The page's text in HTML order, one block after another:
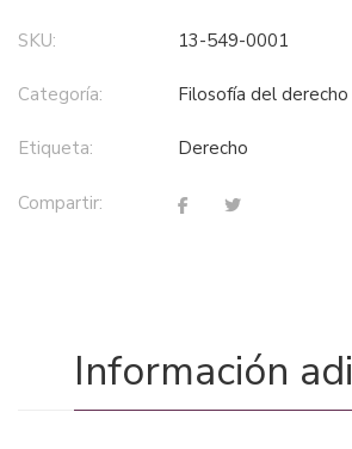
SKU: 13-549-0001
Categoría: filosofía del
Etiqueta: derecho
Compartir:
Información